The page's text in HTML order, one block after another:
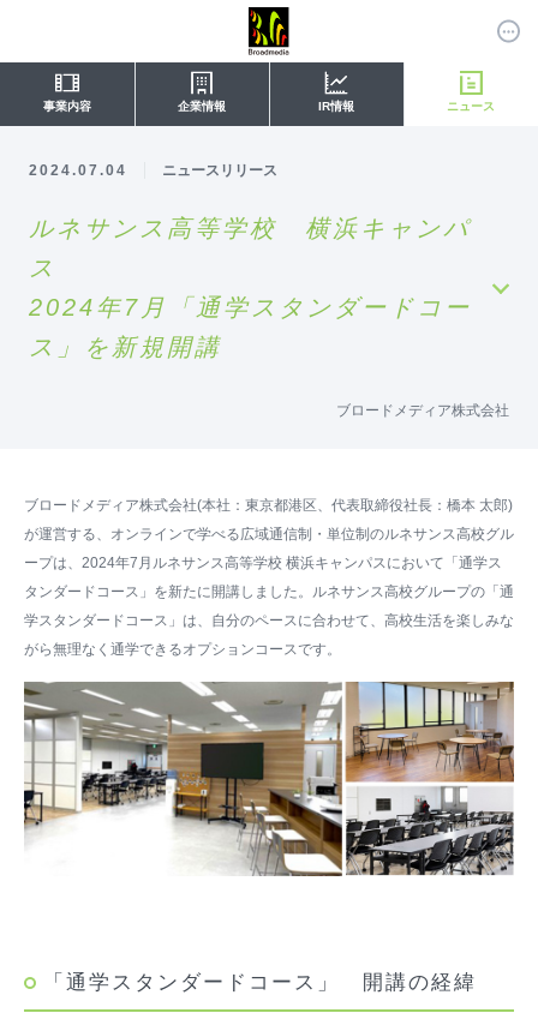
事業内容 企業情報 IR情報 ニュース
2024.07.04 ニュースリリース
ルネサンス高等学校 横浜キャンパ
ス
2024年7月「通学スタンダードコー
ス」を新規開講
ブロードメディア株式会社
ブロードメディア株式会社(本社：東京都港区、代表取締役社長：橋本 太郎)
が運営する、オンラインで学べる広域通信制・単位制のルネサンス高校グル
ープは、2024年7月ルネサンス高等学校 横浜キャンパスにおいて「通学ス
タンダードコース」を新たに開講しました。ルネサンス高校グループの「通
学スタンダードコース」は、自分のペースに合わせて、高校生活を楽しみな
がら無理なく通学できるオプションコースです。
「通学スタンダードコース」 開講の経緯